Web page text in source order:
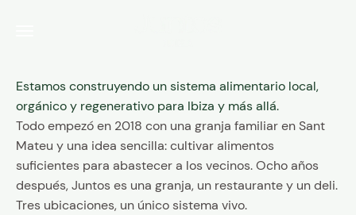
Estamos construyendo un sistema alimentario local,
orgánico y regenerativo para Ibiza y más allá.
Todo empezó en 2018 con una granja familiar en Sant
Mateu y una idea sencilla: cultivar alimentos
suficientes para abastecer a los vecinos. Ocho años
después, Juntos es una granja, un restaurante y un deli.
Tres ubicaciones, un único sistema vivo.